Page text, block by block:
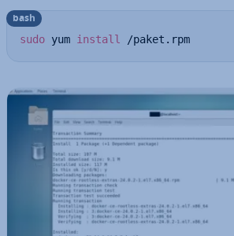
sudo yum install /paket.rpm
bash